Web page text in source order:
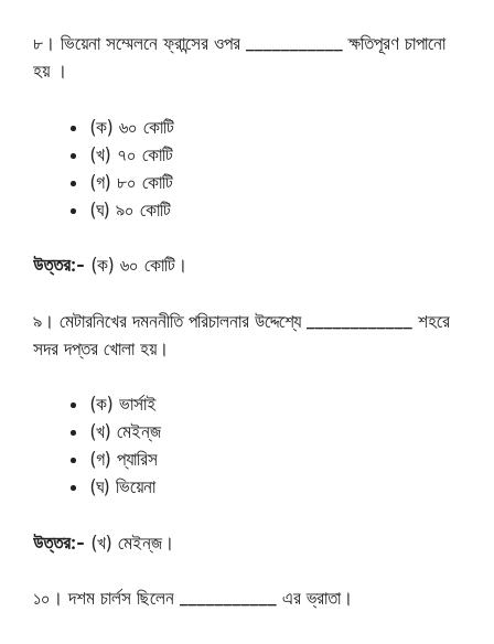
৮। ভিয়েনা সম্মেলনে ফ্রান্সের ওপর ___________ ক্ষতিপূরণ চাপানো
হয় ।
(ক) ৬০ কোটি
(খ) ৭০ কোটি
(গ) ৮০ কোটি
(ঘ) ৯০ কোটি
উত্তর:- (ক) ৬০ কোটি।
৯। মেটারনিখের দমননীতি পরিচালনার উদ্দেশ্যে ____________ শহরে
সদর দপ্তর খোলা হয়।
(ক) ভার্সাই
(খ) মেইন্‌জ
(গ) প্যারিস
(ঘ) ভিয়েনা
উত্তর:- (খ) মেইন্‌জ।
১০। দশম চার্লস ছিলেন ___________ এর ভ্রাতা।